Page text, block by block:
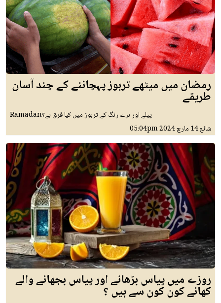
رمضان میں میٹھے تربوز پہچاننے کے چند آسان
طریقے
Ramadanپیلے اور ہرے رنگ کے تربوز میں کیا فرق ہے؟
شائع14 مارچ 2024 05:04pm
روزے میں پیاس بڑھانے اور پیاس بجھانے والے
کھانے کون کون سے ہیں ؟